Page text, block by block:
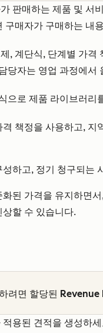
판매하는 제품 및 서
구매자가 구매하는 내
, 계단식, 단계별 가격
당자는 영업 과정에
으로 제품 라이브러리
책정을 사용하고,
하고, 정기 청구되는
된 가격을 유지하면
할 수 있습니다.
려면 할당된 Revenue
용된 견적을 생성하